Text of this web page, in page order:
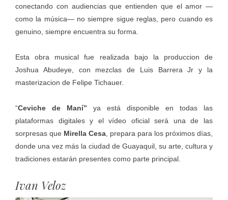
conectando con audiencias que entienden que el amor —
como la música— no siempre sigue reglas, pero cuando es
genuino, siempre encuentra su forma.
Esta obra musical fue realizada bajo la produccion de
Joshua Abudeye, con mezclas de Luis Barrera Jr y la
masterizacion de Felipe Tichauer.
“Ceviche de Maní” ya está disponible en todas las
plataformas digitales y el vídeo oficial será una de las
sorpresas que Mirella Cesa , prepara para los próximos días,
donde una vez más la ciudad de Guayaquil, su arte, cultura y
tradiciones estarán presentes como parte principal.
Ivan Veloz